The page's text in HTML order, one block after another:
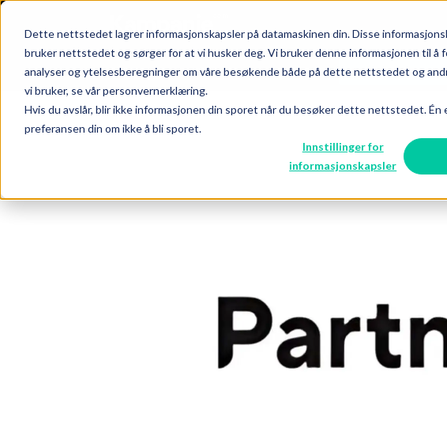
Dette nettstedet lagrer informasjonskapsler på datamaskinen din. Disse
bruker nettstedet og sørger for at vi husker deg. Vi bruker denne informasjonen til å
analyser og ytelsesberegninger om våre besøkende både på dette nettstedet og
vi bruker, se vår personvernerklæring.
Hvis du avslår, blir ikke informasjonen din sporet når du besøker dette nettstedet.
preferansen din om ikke å bli sporet.
Innstillinger for
informasjonskapsler
NYHETER PREMIUM EVENT LEDIGE